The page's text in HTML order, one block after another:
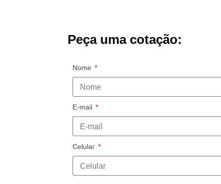
Peça uma cotação:
Nome
E-mail
Celular